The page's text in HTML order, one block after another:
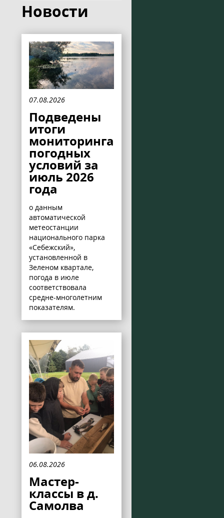
Новости
07.08.2026
Подведены
итоги
мониторинга
погодных
условий за
июль 2026
года
о данным
автоматической
метеостанции
национального парка
«Себежский»,
установленной в
Зеленом квартале,
погода в июле
соответствовала
средне-многолетним
показателям.
06.08.2026
Мастер-
классы в д.
Самолва